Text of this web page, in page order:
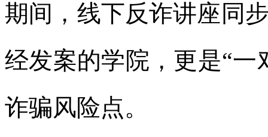
期间，线下反诈讲座同
经发案的学院，更是“
诈骗风险点。